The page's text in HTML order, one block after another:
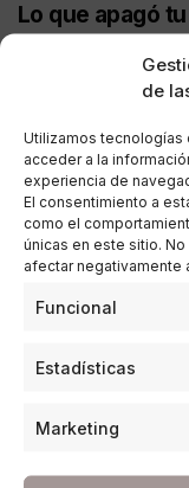
de
Utilizamos tecnologías
acceder a la
experiencia de
El consentimiento a
como el
únicas en este sitio.
afectar negativamente
Funcional
Estadísticas
Marketing
Lo que apagó
REDACCIÓN